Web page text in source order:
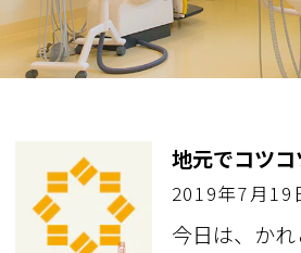
地元でコツコ
2019年7月19
今日は、か